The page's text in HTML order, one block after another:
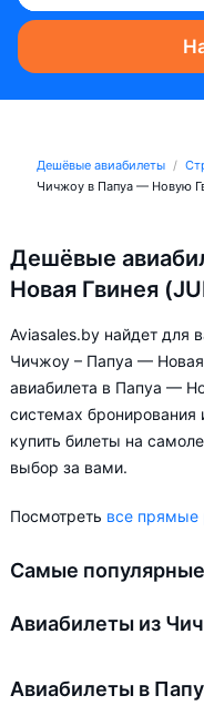
Дешёвые авиабилеты
Чичжоу в Папуа — Новую
Дешёвые
Новая Гвинея
Aviasales.by найдет для
Чичжоу – Папуа — Новая
авиабилета в Папуа —
системах
купить билеты на
выбор за вами.
Посмотреть все прямые
Самые
Авиабилеты из
Авиабилеты в